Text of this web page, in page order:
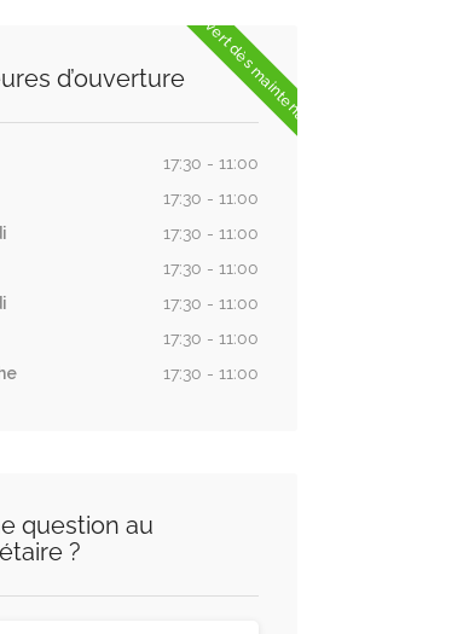
Ouvert dès maintenant
d’ouverture
17:30 - 11:00
17:30 - 11:00
17:30 - 11:00
17:30 - 11:00
17:30 - 11:00
17:30 - 11:00
17:30 - 11:00
question au
?